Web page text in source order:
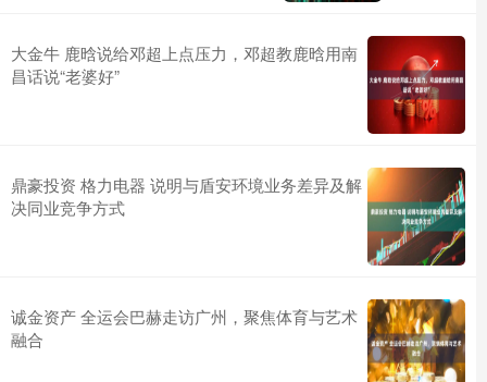
大金牛 鹿晗说给邓超上点压力，邓超教鹿晗用南
昌话说“老婆好”
鼎豪投资 格力电器 说明与盾安环境业务差异及解
决同业竞争方式
诚金资产 全运会巴赫走访广州，聚焦体育与艺术
融合